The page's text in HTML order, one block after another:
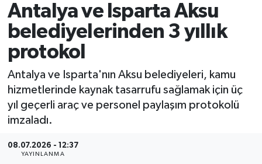
Antalya ve Isparta Aksu
belediyelerinden 3 yıllık
protokol
Antalya ve Isparta'nın Aksu belediyeleri, kamu
hizmetlerinde kaynak tasarrufu sağlamak için üç
yıl geçerli araç ve personel paylaşım protokolü
imzaladı.
08.07.2026 - 12:37
YAYINLANMA
Resmi İlanlar
Alanyaspor
Turizm
E-Gazete
Süper Lig Puan Durumu ve Fikstür
Tüm Manşetler
Son Dakika Haberleri
Haber Arşivi